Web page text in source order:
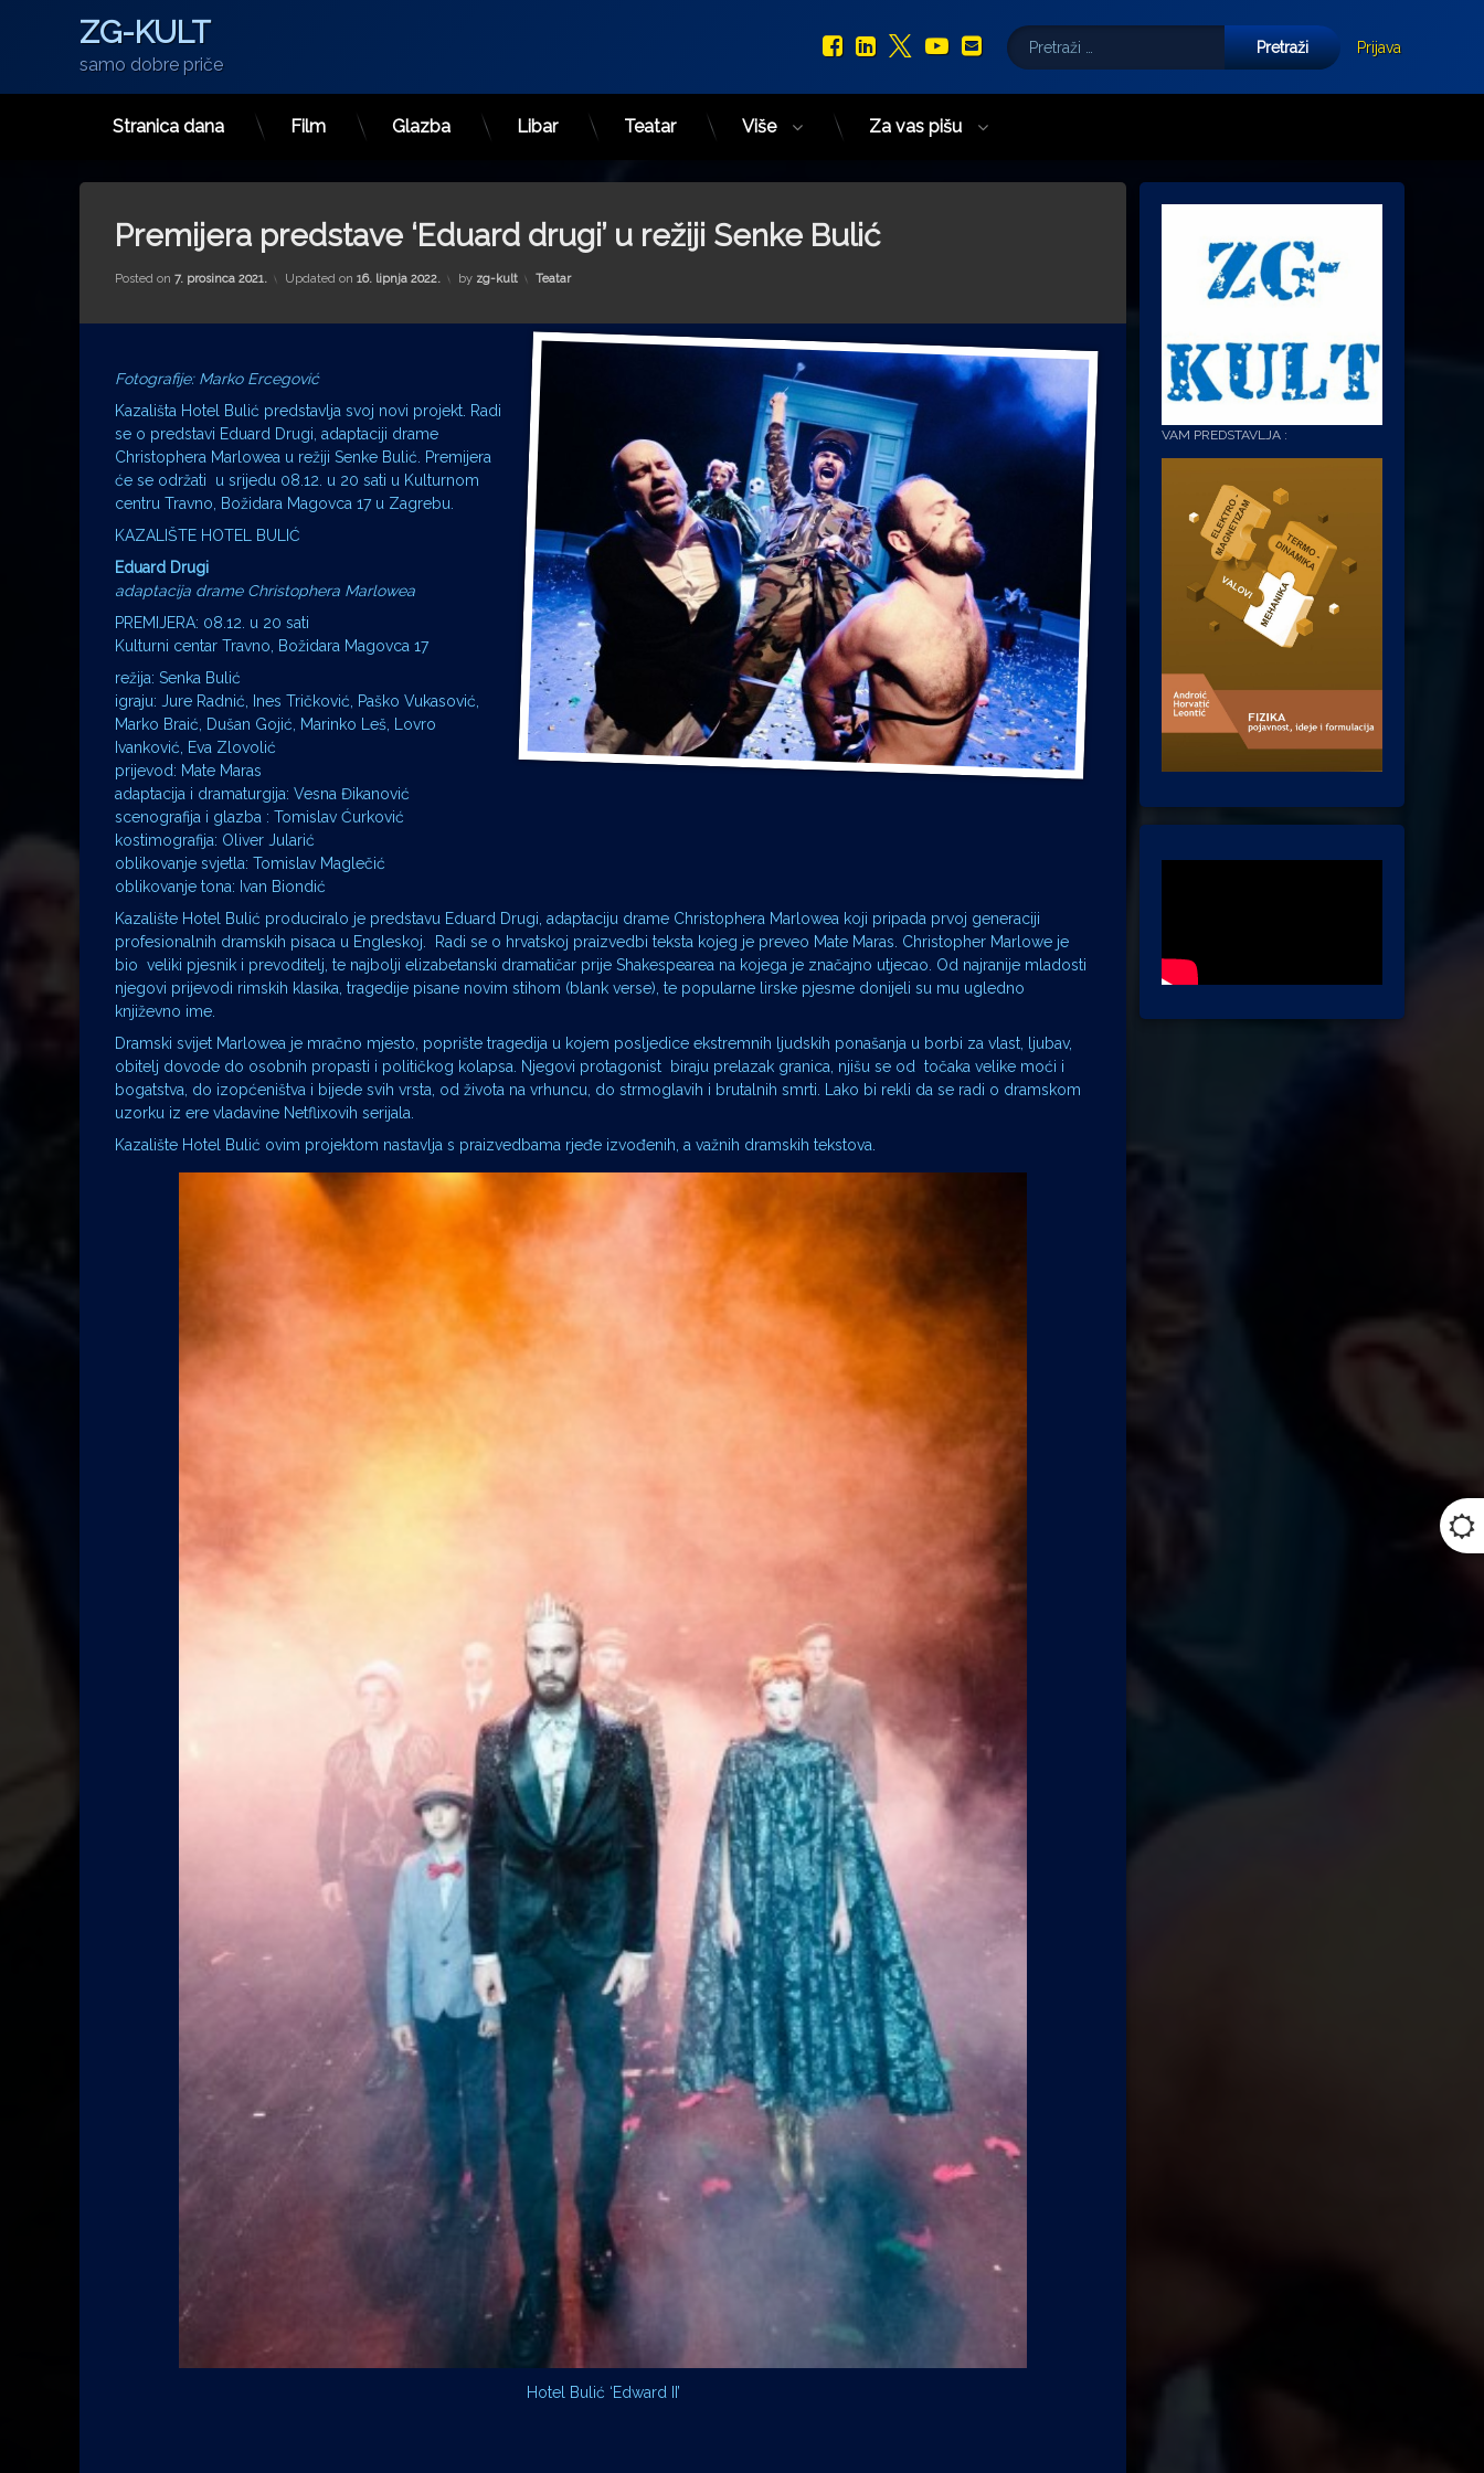
ZG-KULT
samo dobre priče
Facebook
LinkedIn
X.com
YouTube
E-mail
Pretraži:
Prijava
Stranica dana Film Glazba Libar Teatar Više Za vas pišu
Premijera predstave ‘Eduard drugi’ u režiji Senke Bulić
Posted on 7. prosinca 2021. Updated on 16. lipnja 2022. by zg-kult Kategorije:
Teatar
Fotografije: Marko Ercegović
Kazališta Hotel Bulić predstavlja svoj novi projekt. Radi
se o predstavi Eduard Drugi, adaptaciji drame
Christophera Marlowea u režiji Senke Bulić. Premijera
će se održati u srijedu 08.12. u 20 sati u Kulturnom
centru Travno, Božidara Magovca 17 u Zagrebu.
KAZALIŠTE HOTEL BULIĆ
Eduard Drugi
adaptacija drame Christophera Marlowea
PREMIJERA: 08.12. u 20 sati
Kulturni centar Travno, Božidara Magovca 17
režija: Senka Bulić
igraju: Jure Radnić, Ines Tričković, Paško Vukasović,
Marko Braić, Dušan Gojić, Marinko Leš, Lovro
Ivanković, Eva Zlovolić
prijevod: Mate Maras
adaptacija i dramaturgija: Vesna Đikanović
scenografija i glazba : Tomislav Ćurković
kostimografija: Oliver Jularić
oblikovanje svjetla: Tomislav Maglečić
oblikovanje tona: Ivan Biondić
Kazalište Hotel Bulić produciralo je predstavu Eduard Drugi, adaptaciju drame Christophera Marlowea koji pripada prvoj generaciji
profesionalnih dramskih pisaca u Engleskoj. Radi se o hrvatskoj praizvedbi teksta kojeg je preveo Mate Maras. Christopher Marlowe je
bio veliki pjesnik i prevoditelj, te najbolji elizabetanski dramatičar prije Shakespearea na kojega je značajno utjecao. Od najranije mladosti
njegovi prijevodi rimskih klasika, tragedije pisane novim stihom (blank verse), te popularne lirske pjesme donijeli su mu ugledno
književno ime.
Dramski svijet Marlowea je mračno mjesto, poprište tragedija u kojem posljedice ekstremnih ljudskih ponašanja u borbi za vlast, ljubav,
obitelj dovode do osobnih propasti i političkog kolapsa. Njegovi protagonist biraju prelazak granica, njišu se od točaka velike moći i
bogatstva, do izopćeništva i bijede svih vrsta, od života na vrhuncu, do strmoglavih i brutalnih smrti. Lako bi rekli da se radi o dramskom
uzorku iz ere vladavine Netflixovih serijala.
Kazalište Hotel Bulić ovim projektom nastavlja s praizvedbama rjeđe izvođenih, a važnih dramskih tekstova.
Hotel Bulić ‘Edward II’
VAM PREDSTAVLJA :